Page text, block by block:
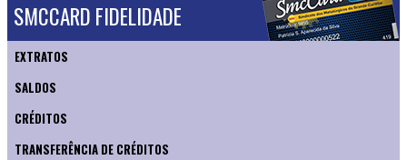
SMCCARD FIDELIDADE
EXTRATOS
SALDOS
CRÉDITOS
TRANSFERÊNCIA DE CRÉDITOS